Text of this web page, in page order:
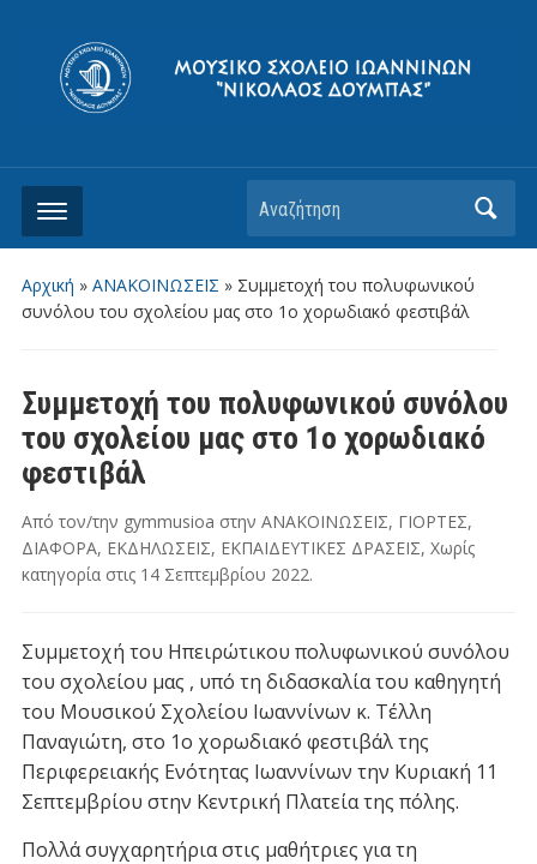
Αρχική » ΑΝΑΚΟΙΝΩΣΕΙΣ » Συμμετοχή του πολυφωνικού
συνόλου του σχολείου μας στο 1ο χορωδιακό φεστιβάλ
Συμμετοχή του πολυφωνικού συνόλου
του σχολείου μας στο 1ο χορωδιακό
φεστιβάλ
Από τον/την gymmusioa στην ΑΝΑΚΟΙΝΩΣΕΙΣ, ΓΙΟΡΤΕΣ,
ΔΙΑΦΟΡΑ, ΕΚΔΗΛΩΣΕΙΣ, ΕΚΠΑΙΔΕΥΤΙΚΕΣ ΔΡΑΣΕΙΣ, Χωρίς
κατηγορίαστις 14 Σεπτεμβρίου 2022.
Συμμετοχή του Ηπειρώτικου πολυφωνικού συνόλου
του σχολείου μας , υπό τη διδασκαλία του καθηγητή
του Μουσικού Σχολείου Ιωαννίνων κ. Τέλλη
Παναγιώτη, στο 1ο χορωδιακό φεστιβάλ της
Περιφερειακής Ενότητας Ιωαννίνων την Κυριακή 11
Σεπτεμβρίου στην Κεντρική Πλατεία της πόλης.
Πολλά συγχαρητήρια στις μαθήτριες για τη